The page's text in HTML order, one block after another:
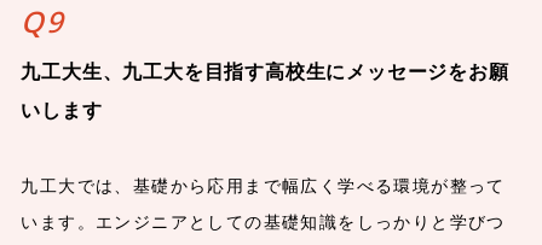
Q9
九工大生、九工大を目指す高校生にメッセージをお願
いします
九工大では、基礎から応用まで幅広く学べる環境が整って
います。エンジニアとしての基礎知識をしっかりと学びつ